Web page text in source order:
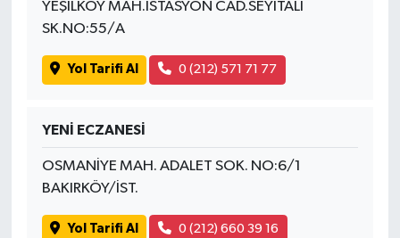
YEŞİLKÖY MAH.İSTASYON CAD.SEYİTALİ
SK.NO:55/A
Yol Tarifi Al 0 (212) 571 71 77
YENİ ECZANESİ
OSMANİYE MAH. ADALET SOK. NO:6/1
BAKIRKÖY/İST.
Yol Tarifi Al 0 (212) 660 39 16